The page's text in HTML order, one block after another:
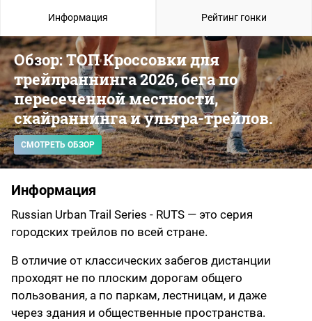
Обзор: ТОП Кроссовки для
трейлраннинга 2026, бега по
пересеченной местности,
скайраннинга и ультра-трейлов.
СМОТРЕТЬ ОБЗОР
Информация
Russian Urban Trail Series - RUTS — это серия
городских трейлов по всей стране.
В отличие от классических забегов дистанции
проходят не по плоским дорогам общего
пользования, а по паркам, лестницам, и даже
через здания и общественные пространства.
Информация Рейтинг гонки